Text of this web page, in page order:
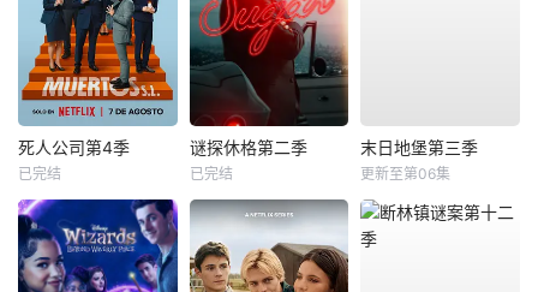
死人公司第4季
已完结
谜探休格第二季
已完结
末日地堡第三季
更新至第06集